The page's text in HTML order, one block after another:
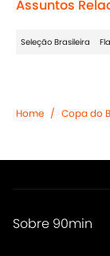
Assuntos
Seleção Brasileira
Home / Copa do
Sobre 90min